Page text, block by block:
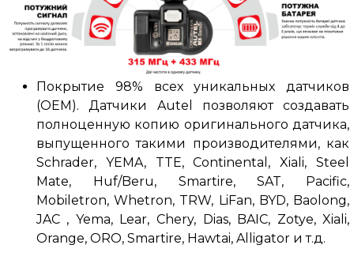
Покрытие 98% всех уникальных датчиков
(OEM).
Датчики Autel позволяют создавать
полноценную копию оригинального датчика,
выпущенного такими производителями, как
Schrader, YEMA, TTE, Continental, Xiali, Steel
Mate, Huf/Beru, Smartire, SAT, Pacific,
Mobiletron, Whetron, TRW, LiFan, BYD, Baolong,
JAC , Yema, Lear, Chery, Dias, BAIC, Zotye, Xiali,
Orange, ORO, Smartire, Hawtai, Alligator и т.д.